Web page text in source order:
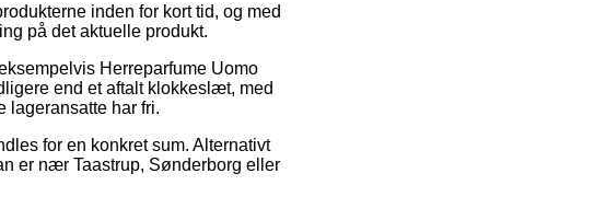
inden for kort tid, og med
på det aktuelle produkt.
Herreparfume Uomo
end et aftalt klokkeslæt, med
lageransatte har fri.
for en konkret sum. Alternativt
er nær Taastrup, Sønderborg eller